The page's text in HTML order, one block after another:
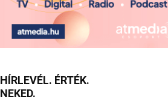
HÍRLEVÉL. ÉRTÉK.
NEKED.